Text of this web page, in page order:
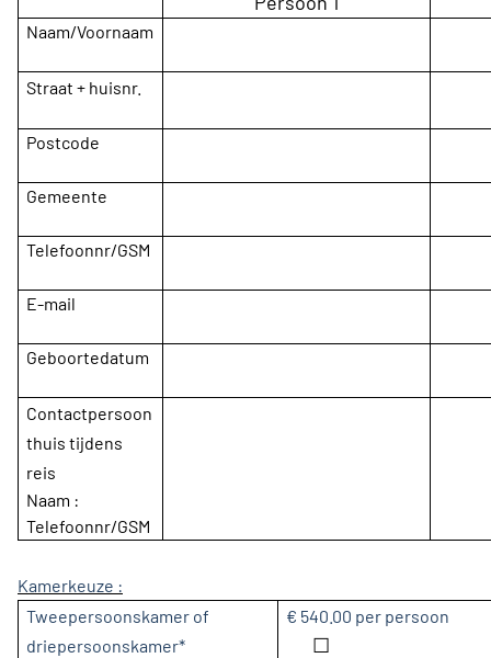
Naam/Voornaam
Straat + huisnr.
Postcode
Gemeente
Telefoonnr/GSM
E-mail
Geboortedatum
Contactpersoon
thuis tijdens
reis
Naam :
Telefoonnr/GSM
Kamerkeuze :
Tweepersoonskamer of
driepersoonskamer*
€ 540.00 per persoon
☐